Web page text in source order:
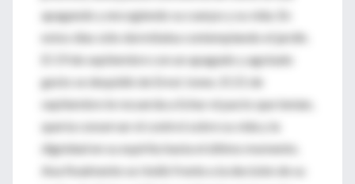
apagando y encogiendo su cuerpo y su vida. En
estos días sólo dormitaba contemplando el jardín.
El 19 de septiembre con un apagado y agotado
gesto se despidió de Ernst Jones. El 21 de
septiembre le recuerda a Schur el pacto que tenían,
quería conservar el control sobre su vida y la
dignidad en su espíritu hasta el último momento.
Ana finalmente se rindió frente a la decisión de su